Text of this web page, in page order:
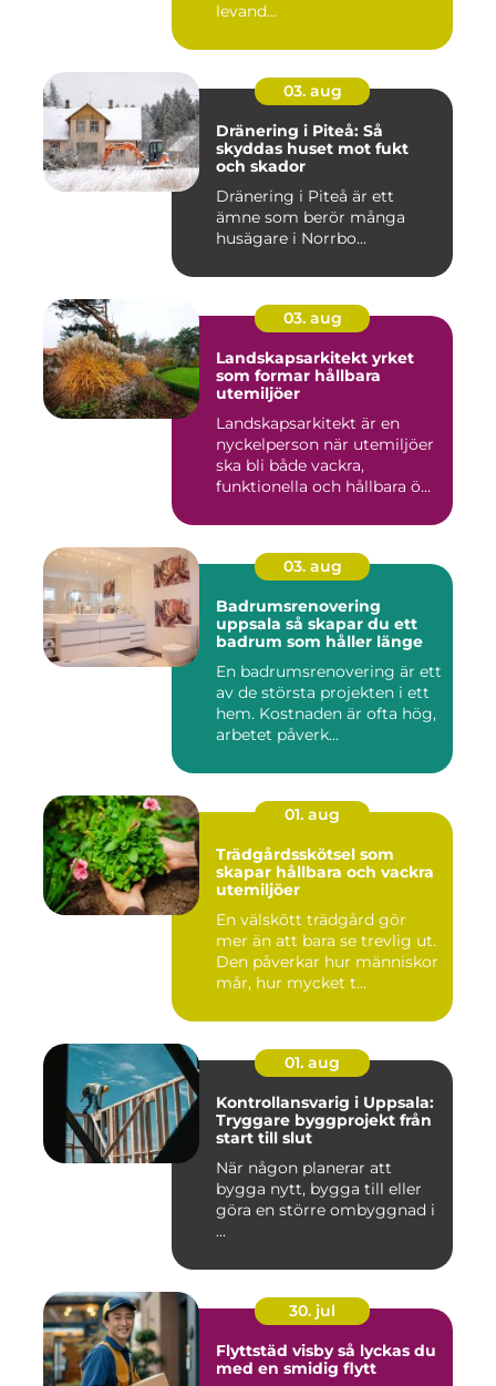
levand...
03. aug
Dränering i Piteå: Så
skyddas huset mot fukt
och skador
Dränering i Piteå är ett
ämne som berör många
husägare i Norrbo...
03. aug
Landskapsarkitekt yrket
som formar hållbara
utemiljöer
Landskapsarkitekt är en
nyckelperson när utemiljöer
ska bli både vackra,
funktionella och hållbara ö...
03. aug
Badrumsrenovering
uppsala så skapar du ett
badrum som håller länge
En badrumsrenovering är ett
av de största projekten i ett
hem. Kostnaden är ofta hög,
arbetet påverk...
01. aug
Trädgårdsskötsel som
skapar hållbara och vackra
utemiljöer
En välskött trädgård gör
mer än att bara se trevlig ut.
Den påverkar hur människor
mår, hur mycket t...
01. aug
Kontrollansvarig i Uppsala:
Tryggare byggprojekt från
start till slut
När någon planerar att
bygga nytt, bygga till eller
göra en större ombyggnad i
...
30. jul
Flyttstäd visby så lyckas du
med en smidig flytt